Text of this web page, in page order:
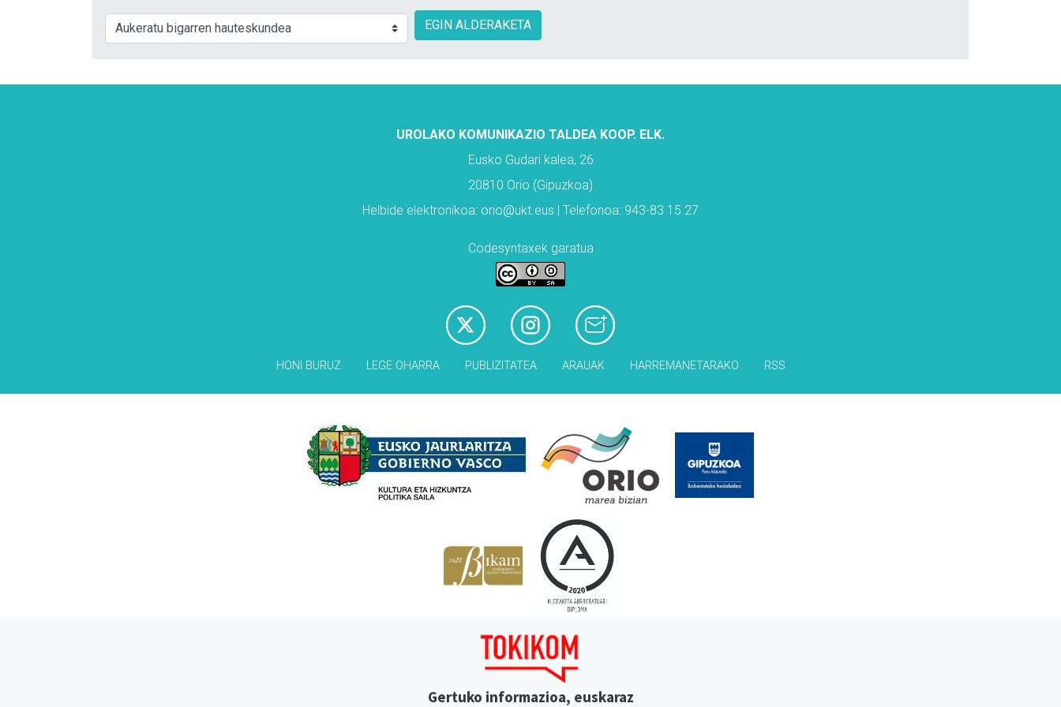
EGIN ALDERAKETA
UROLAKO KOMUNIKAZIO TALDEA KOOP. ELK.
Eusko Gudari kalea, 26
20810 Orio (Gipuzkoa)
Helbide elektronikoa: orio@ukt.eus | Telefonoa: 943-83 15 27
Codesyntaxek garatua
HONI BURUZ LEGE OHARRA PUBLIZITATEA ARAUAK HARREMANETARAKO RSS
Gertuko informazioa, euskaraz